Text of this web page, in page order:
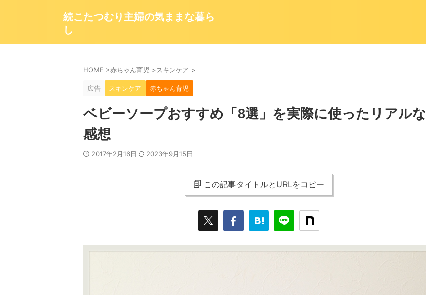
続こたつむり主婦の気ままな暮ら
し
HOME >赤ちゃん育児 >スキンケア >
広告 スキンケア 赤ちゃん育児
ベビーソープおすすめ「8選」を実際に使ったリアルな
感想
2017年2月16日 2023年9月15日
この記事タイトルとURLをコピー